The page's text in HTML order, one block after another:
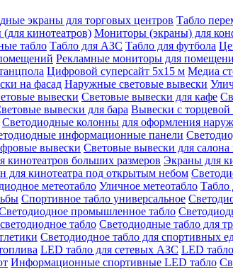
экраны для торговых центров Табло
кинотеатров) Мониторы (экраны) для
табло Табло для АЗС Табло для футбола
Рекламные мониторы для
Цифровой суперсайт 5х15 м Медиа
на фасад Наружные световые вывески
вывески Световые вывески для кафе
вывески для бара Вывески с торцевой
Светодиодные колонны для оформления
информационные панели
вывески Световые вывески для салона
кинотеатров больших размеров Экраны для
для кинотеатра под открытым небом
метеотабло Уличное метеотабло Табло
Спортивное табло универсальное
промышленное табло
табло Светодиодные табло для
Светодиодное табло для спортивных
LED табло для сетевых АЗС LED
Информационные спортивные LED табло